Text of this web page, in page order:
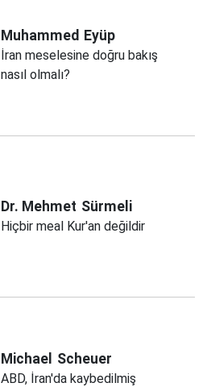
Muhammed Eyüp
İran meselesine doğru bakış
nasıl olmalı?
Dr. Mehmet Sürmeli
Hiçbir meal Kur'an değildir
Michael Scheuer
ABD, İran'da kaybedilmiş